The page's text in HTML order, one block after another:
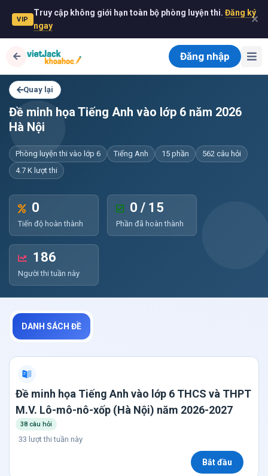
VIP
Truy cập không giới hạn toàn bộ phòng luyện thi. Đăng ký
ngay
✕
Đăng nhập
Quay lại
Đề minh họa Tiếng Anh vào lớp 6 năm 2026
Hà Nội
Phòng luyện thi vào lớp 6 Tiếng Anh 15 phần
562 câu hỏi
4.7 K lượt thi
0
Tiến độ hoàn thành
0 / 15
Phần đã hoàn thành
186
Người thi tuần này
DANH SÁCH ĐỀ
Đề minh họa Tiếng Anh vào lớp 6 THCS và THPT
M.V. Lô-mô-nô-xốp (Hà Nội) năm 2026-2027
38 câu hỏi
33 lượt thi tuần này
Bắt đầu